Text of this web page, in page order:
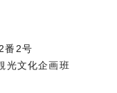
番2号
光文化企画班